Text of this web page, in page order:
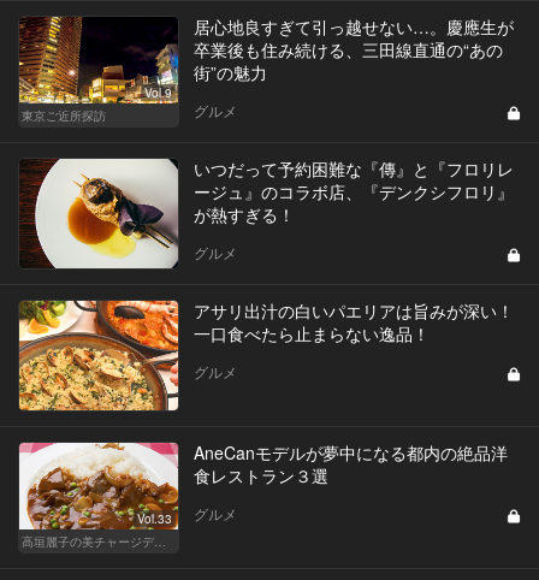
Vol.9
東京ご近所探訪
居心地良すぎて引っ越せない…。慶應生が
卒業後も住み続ける、三田線直通の“あの
街”の魅力
グルメ
いつだって予約困難な『傳』と『フロリレ
ージュ』のコラボ店、『デンクシフロリ』
が熱すぎる！
グルメ
アサリ出汁の白いパエリアは旨みが深い！
一口食べたら止まらない逸品！
グルメ
Vol.33
高垣麗子の美チャージディナー
AneCanモデルが夢中になる都内の絶品洋
食レストラン３選
グルメ